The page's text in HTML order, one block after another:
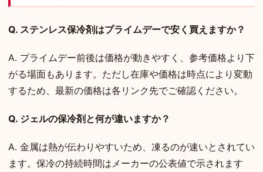
Q. ステンレス保冷剤はプライムデーで安く買えますか？
A. プライムデー前後は価格が動きやすく、参考価格より下
がる場面もあります。ただし在庫や価格は時点により変動
するため、最新の価格は各リンク先でご確認ください。
Q. ジェルの保冷剤と何が違いますか？
A. 金属は熱が伝わりやすいため、凍るのが速いとされてい
ます。保冷の持続時間はメーカーの公表値で示されます